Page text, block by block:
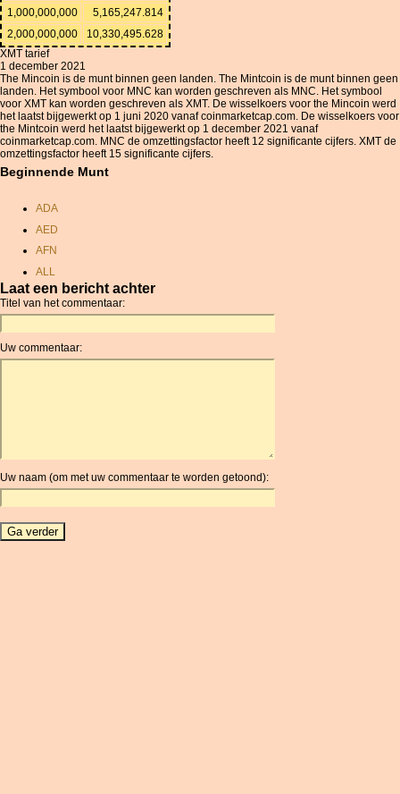
1,000,000,000
5,165,247.814
2,000,000,000
10,330,495.628
XMT tarief
1 december 2021
The Mincoin is de munt binnen geen landen. The Mintcoin is de munt binnen geen
landen. Het symbool voor MNC kan worden geschreven als MNC. Het symbool
voor XMT kan worden geschreven als XMT. De wisselkoers voor the Mincoin werd
het laatst bijgewerkt op 1 juni 2020 vanaf coinmarketcap.com. De wisselkoers voor
the Mintcoin werd het laatst bijgewerkt op 1 december 2021 vanaf
coinmarketcap.com. MNC de omzettingsfactor heeft 12 significante cijfers. XMT de
omzettingsfactor heeft 15 significante cijfers.
Beginnende Munt
ADA
AED
AFN
ALL
AMD
ANC
ANG
AOA
AUR
AWG
BAM
Laat een bericht achter
Titel van het commentaar:
Uw commentaar:
Uw naam (om met uw commentaar te worden getoond):